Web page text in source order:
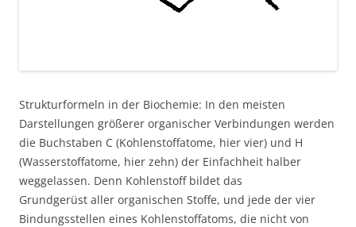
Strukturformeln in der Biochemie: In den meisten
Darstellungen größerer organischer Verbindungen werden
die Buchstaben C (Kohlenstoffatome, hier vier) und H
(Wasserstoffatome, hier zehn) der Einfachheit halber
weggelassen. Denn Kohlenstoff bildet das
Grundgerüst aller organischen Stoffe, und jede der vier
Bindungsstellen eines Kohlenstoffatoms, die nicht von